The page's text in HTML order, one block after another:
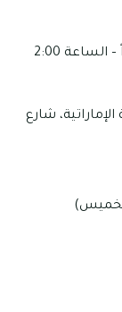
تسليم المعاملات بين الساعة 1:00 ظهراً – الساعة 2:00
شارع